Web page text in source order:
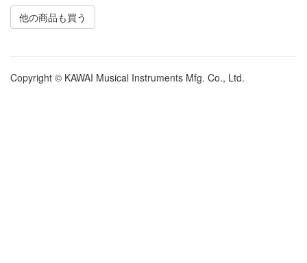
他の商品も買う
Copyright © KAWAI Musical Instruments Mfg. Co., Ltd.